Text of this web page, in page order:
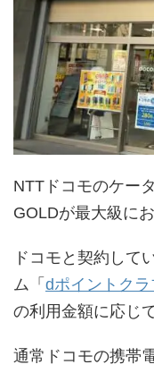
NTTドコモのケー
GOLDが最大級にお
ドコモと契約して
ム「 dポイントクラ
の利用金額に応じて
通常ドコモの携帯